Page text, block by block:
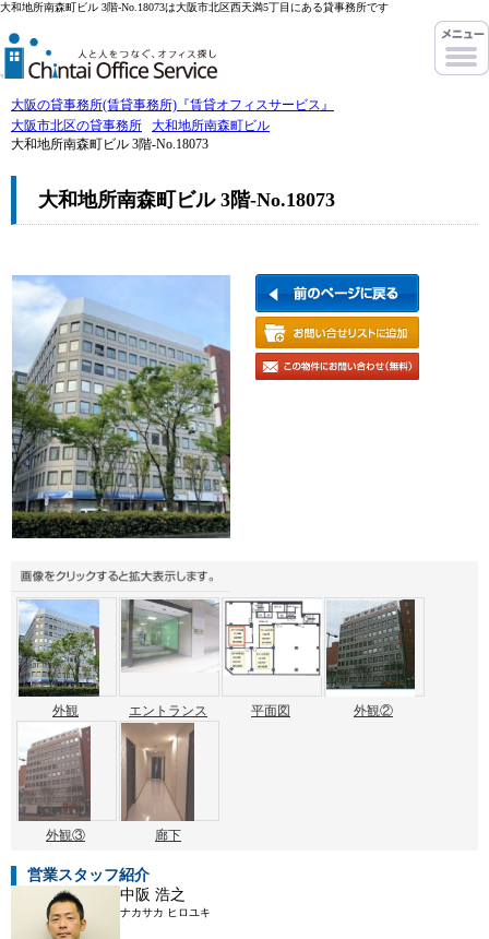
大和地所南森町ビル 3階-No.18073は大阪市北区西天満5丁目にある貸事務所です
大阪の貸事務所(賃貸事務所)『賃貸オフィスサービス』
大阪市北区の貸事務所
大和地所南森町ビル
大和地所南森町ビル 3階-No.18073
大和地所南森町ビル 3階-No.18073
外観 エントランス 平面図 外観②
外観③ 廊下
営業スタッフ紹介
中阪 浩之
ナカサカ ヒロユキ